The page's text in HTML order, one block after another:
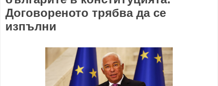
Договореното трябва да се
изпълни